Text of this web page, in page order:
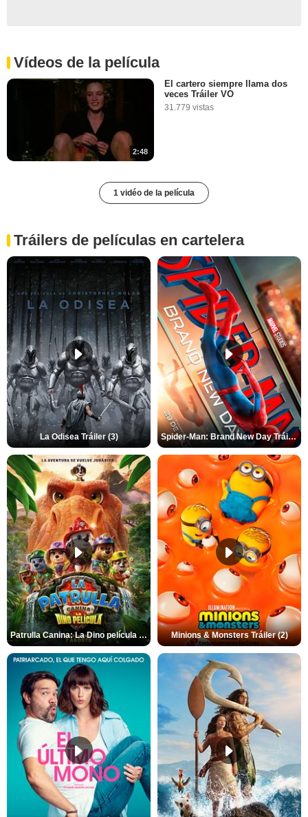
Vídeos de la película
2:48
El cartero siempre llama dos
veces Tráiler VO
31.779 vistas
1 vidéo de la película
Tráilers de películas en cartelera
La Odisea Tráiler (3) Spider-Man: Brand New Day Tráiler (3)
Patrulla Canina: La Dino película Tráiler VO Minions & Monsters Tráiler (2)